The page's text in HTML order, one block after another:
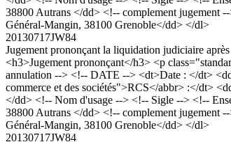
38800 Autrans </dd> <!-- complement jugement
Général-Mangin, 38100 Grenoble</dd> </dl>
20130717JW84
Jugement prononçant la liquidation judiciaire
<h3>Jugement prononçant</h3> <p
annulation --> <!-- DATE --> <dt>Date : </dt>
commerce et des sociétés">RCS</abbr> :</dt>
</dd> <!-- Nom d'usage --> <!-- Sigle --> <!--
38800 Autrans </dd> <!-- complement jugement
Général-Mangin, 38100 Grenoble</dd> </dl>
20130717JW84